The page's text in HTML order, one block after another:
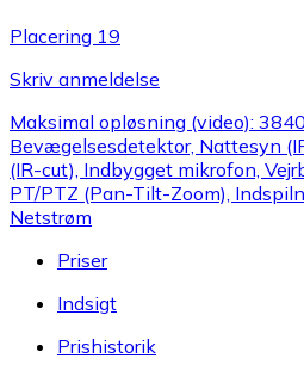
Placering 19
Skriv anmeldelse
Maksimal opløsning (video):
Bevægelsesdetektor, Nattesyn
(IR-cut), Indbygget mikrofon,
PT/PTZ (Pan-Tilt-Zoom),
Netstrøm
Priser
Indsigt
Prishistorik